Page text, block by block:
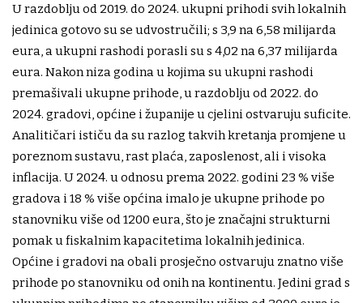
U razdoblju od 2019. do 2024. ukupni prihodi svih lokalnih
jedinica gotovo su se udvostručili; s 3,9 na 6,58 milijarda
eura, a ukupni rashodi porasli su s 4,02 na 6,37 milijarda
eura. Nakon niza godina u kojima su ukupni rashodi
premašivali ukupne prihode, u razdoblju od 2022. do
2024. gradovi, općine i županije u cjelini ostvaruju suficite.
Analitičari ističu da su razlog takvih kretanja promjene u
poreznom sustavu, rast plaća, zaposlenost, ali i visoka
inflacija. U 2024. u odnosu prema 2022. godini 23 % više
gradova i 18 % više općina imalo je ukupne prihode po
stanovniku više od 1200 eura, što je značajni strukturni
pomak u fiskalnim kapacitetima lokalnih jedinica.
Općine i gradovi na obali prosječno ostvaruju znatno više
prihode po stanovniku od onih na kontinentu. Jedini grad s